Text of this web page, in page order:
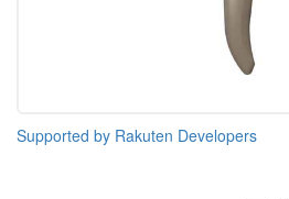
Supported by Rakuten Developers